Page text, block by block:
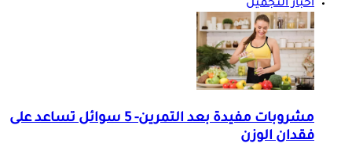
اخبار التجميل
مشروبات مفيدة بعد التمرين- 5 سوائل تساعد على
فقدان الوزن